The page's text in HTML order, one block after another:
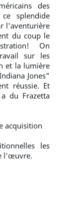
des
splendide
l'aventurière
du coup le
On
sur les
et la lumière
Jones"
réussie. Et
du Frazetta
acquisition
les
l'œuvre.